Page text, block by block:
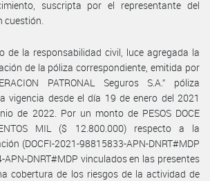
suscripta por el representante del
cuestión.
de la responsabilidad civil, luce agregada la
de la póliza correspondiente, emitida por
PATRONAL Seguros S.A.” póliza
vigencia desde el día 19 de enero del 2021
de 2022. Por un monto de PESOS DOCE
MIL ($ 12.800.000) respecto a la
(DOCFI-2021-98815833-APN-DNRT#MDP
APN-DNRT#MDP vinculados en las presentes
cobertura de los riesgos de la actividad de